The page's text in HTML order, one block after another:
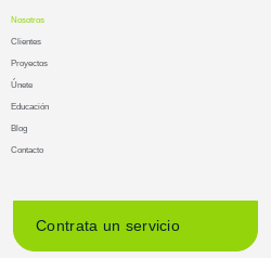
Nosotros
Clientes
Proyectos
Únete
Educación
Blog
Contacto
Contrata un servicio